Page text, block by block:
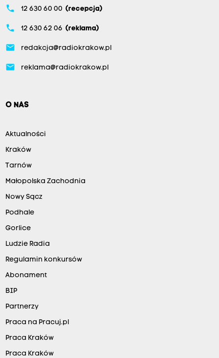
phone 12 630 60 00 (recepcja)
phone 12 630 62 06 (reklama)
email redakcja@radiokrakow.pl
email reklama@radiokrakow.pl
O NAS
Aktualności
Kraków
Tarnów
Małopolska Zachodnia
Nowy Sącz
Podhale
Gorlice
Ludzie Radia
Regulamin konkursów
Abonament
BIP
Partnerzy
Praca na Pracuj.pl
Praca Kraków
Praca Kraków